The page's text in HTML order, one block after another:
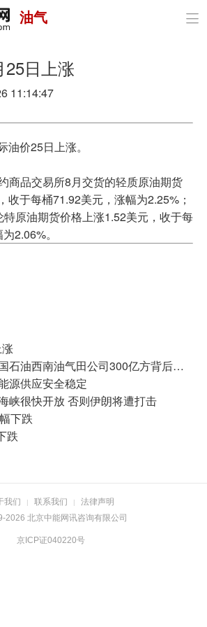
首页
政策与经济
油气
煤炭
新能源
节能环保
油气 
25日上涨
11:14:47
价25日上涨。
商品交易所8月交货的轻质原油期货
收于每桶71.92美元，涨幅为2.25%；
原油期货价格上涨1.52美元，收于每
2.06%。
第三个百亿方！中国石油西南油气田公司300亿方背后的“攻守道”
源供应安全稳定
峡很快开放 否则伊朗将遭打击
下跌
跌
我们 | 联系我们 |
法律声明
2026 北京中能网讯咨询有限公司
京ICP证040220号